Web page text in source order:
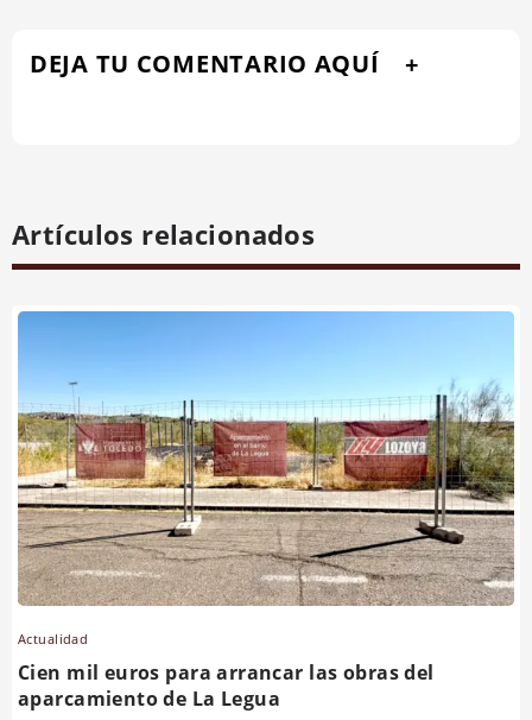
DEJA TU COMENTARIO AQUÍ
Artículos relacionados
Actualidad
Cien mil euros para arrancar las obras del
aparcamiento de La Legua